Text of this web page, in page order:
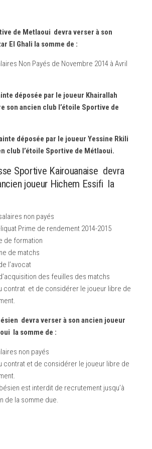
de Metlaoui devra verser à son
El Ghali la somme de :
Non Payés de Novembre 2014 à Avril
déposée par le joueur Khairallah
son ancien club l’étoile Sportive de
déposée par le joueur Yessine Rkili
club l’étoile Sportive de Métlaoui.
Sportive Kairouanaise devra
joueur Hichem Essifi la
non payés
Prime de rendement 2014-2015
de formation
de matchs
l’avocat
des feuilles des matchs
contrat et de considérer le joueur libre de
devra verser à son ancien joueur
la somme de :
non payés
contrat et de considérer le joueur libre de
est interdit de recrutement jusqu’à
de la somme due.